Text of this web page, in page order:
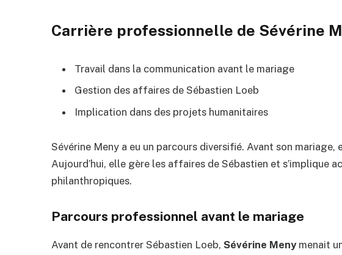
Carrière professionnelle de Sévérine
Travail dans la communication avant le mariage
Gestion des affaires de Sébastien Loeb
Implication dans des projets humanitaires
Sévérine Meny a eu un parcours diversifié. Avant son
Aujourd’hui, elle gère les affaires de Sébastien et s’implique
philanthropiques.
Parcours professionnel avant le mariage
Avant de rencontrer Sébastien Loeb,Sévérine Menymenait